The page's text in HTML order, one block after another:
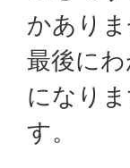
かありま
最後に
になり
す。